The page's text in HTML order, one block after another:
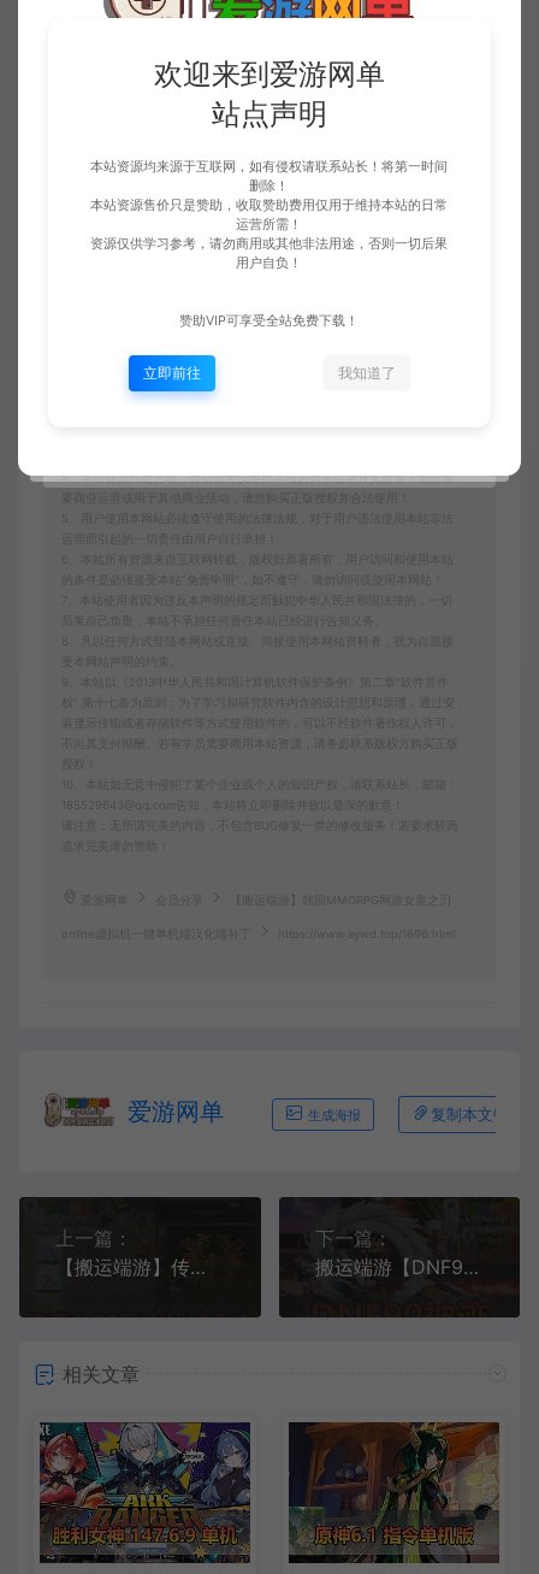
收藏 (5) 点赞 (
免责申明
请仔细阅读本站免责申明，如不遵守，或无法接受，请勿访问或使用本网
本站内容均为虚拟内容，赞助后无法召回，顾不支持退换！避免纠纷耽误时
1、爱游网单所有网单资源来源于网络，仅供学习交流之用。切勿用于商业
2、如本帖侵犯到任何版权问题，请立即告知本站，本站将及时予与删除并
4、本站会员只是赞助，赞助费用仅维持本站的日常运营开支所需！若您需
要商业运营或用于其他商业活动，请您购买正版授权并合法使用！
5、用户使用本网站必须遵守使用的法律法规，对于用户违法使用本站非法
6、本站所有资源来自互联网转载，版权归原著所有，用户访问和使用本站
的条件是必须接受本站“免责申明”，如不遵守，请勿访问或使用本网站！
7、本站使用者因为违反本声明的规定而触犯中华人民共和国法律的，一切
后果自己负责，本站不承担任何责任本站已经进行告知义务。
8、凡以任何方式登陆本网站或直接、间接使用本网站资料者，视为自愿接
受本网站声明的约束。
9、本站以《2013中华人民共和国计算机软件保护条例》第二章"软件菩作
权” 第十七条为原则：为了学习和研究软件内含的设计思想和原理，通过安
装显示传输或者存储软件等方式使用软件的，可以不经软件著作权人许可，
不向其支付报酬。若有学员需要商用本站资源，请务必联系版权方购买正版
10、本站如无意中侵犯了某个企业或个人的知识产权，请联系站长，邮箱：
185529643@qq.com告知，本站将立即删除并致以最深的歉意！
请注意：无所谓完美的内容，不包含BUG修复一类的修改服务！若要求较高
追求完美请勿赞助！
爱游网单 【搬运端游】韩国MMORPG网游女皇之刃
online虚拟机一键单机端汉化端补丁 https://www.aywd.top/1696.html
爱游网单 生成海报 复制本文链接
上一篇：
【搬运端游】传奇单机版1.85战神狂雷合击复古智能假人攻城免虚拟机一键端
下一篇：
搬运端游【DNF90神迹】仿官真二觉地下城单机版视频安装教程虚拟机一键端GM工具
相关文章
欢迎来到爱游网单
站点声明
本站资源均来源于互联网，如有侵权请联系站长！将第一时间
删除！
本站资源售价只是赞助，收取赞助费用仅用于维持本站的日常
运营所需！
资源仅供学习参考，请勿商用或其他非法用途，否则一切后果
用户自负！
赞助VIP可享受全站免费下载！
立即前往 我知道了